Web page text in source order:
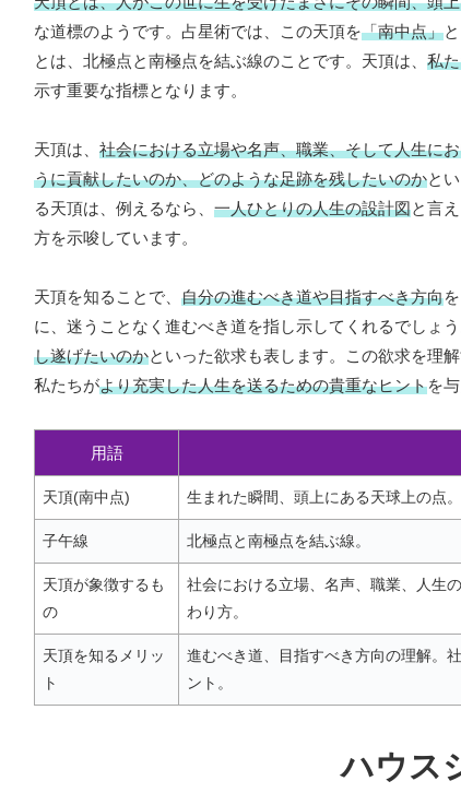
な道標のようです。占星術では、この天頂を「南中点」
とは、北極点と南極点を結ぶ線のことです。天頂は、 私
示す重要な指標となります。
天頂は、 社会における立場や名声、職業、そして人生に
うに貢献したいのか、どのような足跡を残したいのかとい
る天頂は、例えるなら、 一人ひとりの人生の設計図と言
方を示唆しています。
天頂を知ることで、 自分の進むべき道や目指すべき方向
に、迷うことなく進むべき道を指し示してくれるでしょ
し遂げたいのかといった欲求も表します。この欲求を理解
私たちがより充実した人生を送るための貴重なヒントを
用語
天頂(南中点) 生まれた瞬間、頭上にある天球上の点
子午線 北極点と南極点を結ぶ線。
天頂が象徴するも
の
社会における立場、名声、職業、人生
わり方。
天頂を知るメリッ
ト
進むべき道、目指すべき方向の理解。
ント。
ハウス